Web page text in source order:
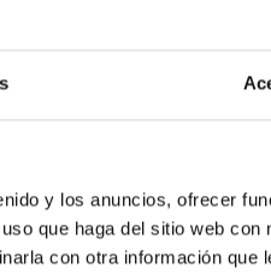
y los anuncios, ofrecer
que haga del sitio web con
con otra información que